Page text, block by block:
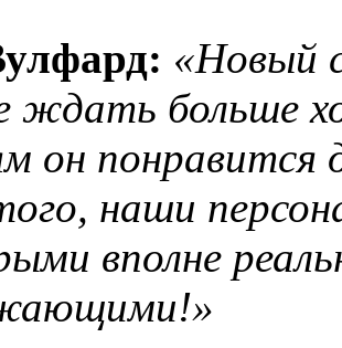
«Новый
больше
он понравится
наши
вполне